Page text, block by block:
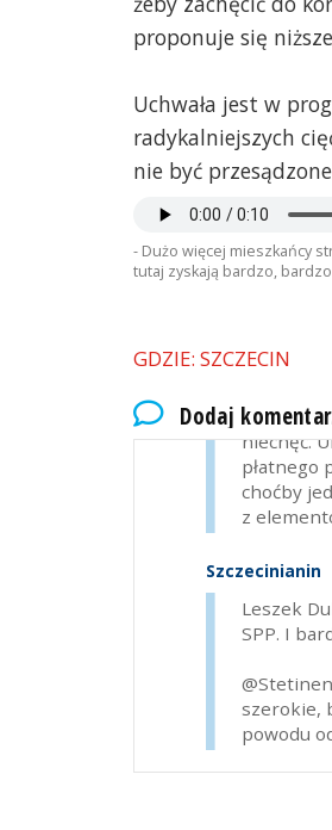
proponuje się
Uchwała jest w
radykalniejszych
nie być
- Dużo więcej mieszkańcy
tutaj zyskają bardzo,
GDZIE: SZCZECIN
Dodaj Szczecin
niechęć.
płatnego
choćby
z
Szczecinianin
Leszek
SPP. I
szerokie,
powodu